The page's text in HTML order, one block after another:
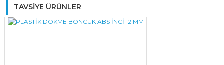
TAVSİYE ÜRÜNLER